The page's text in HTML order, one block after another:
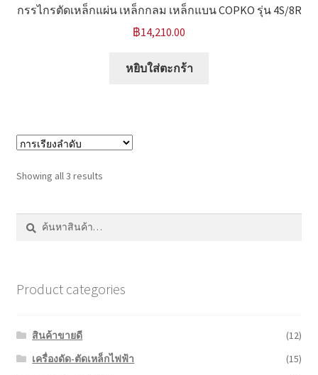
กรรไกรตัดเหล็กแผ่น เหล็กกลม เหล็กแบน COPKO รุ่น 4S/8R
฿14,210.00
หยิบใส่ตะกร้า
Showing all 3 results
Product categories
สินค้าขายดี
(12)
เครื่องดัด-ตัดเหล็กไฟฟ้า
(15)